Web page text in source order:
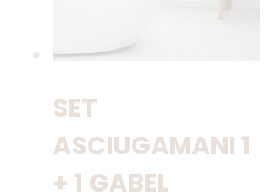
SET
ASCIUGAMANI 1
+ 1 GABEL